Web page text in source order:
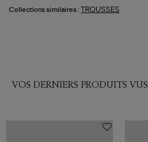
Collections similaires : TROUSSES
VOS DERNIERS PRODUITS VUS